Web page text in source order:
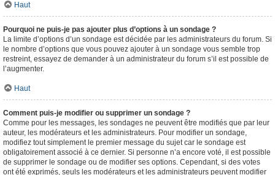
Haut
Pourquoi ne puis-je pas ajouter plus d’options à un sondage ?
La limite d’options d’un sondage est décidée par les administrateurs du forum. Si
le nombre d’options que vous pouvez ajouter à un sondage vous semble trop
restreint, essayez de demander à un administrateur du forum s’il est possible de
l’augmenter.
Haut
Comment puis-je modifier ou supprimer un sondage ?
Comme pour les messages, les sondages ne peuvent être modifiés que par leur
auteur, les modérateurs et les administrateurs. Pour modifier un sondage,
modifiez tout simplement le premier message du sujet car le sondage est
obligatoirement associé à ce dernier. Si personne n’a encore voté, il est possible
de supprimer le sondage ou de modifier ses options. Cependant, si des votes
ont été exprimés, seuls les modérateurs et les administrateurs peuvent modifier